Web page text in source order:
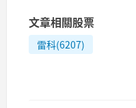
文章相關股票
雷科(6207)